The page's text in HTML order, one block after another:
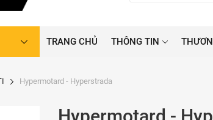
TRANG CHỦ THÔNG TIN
Hypermotard - Hyperstrada